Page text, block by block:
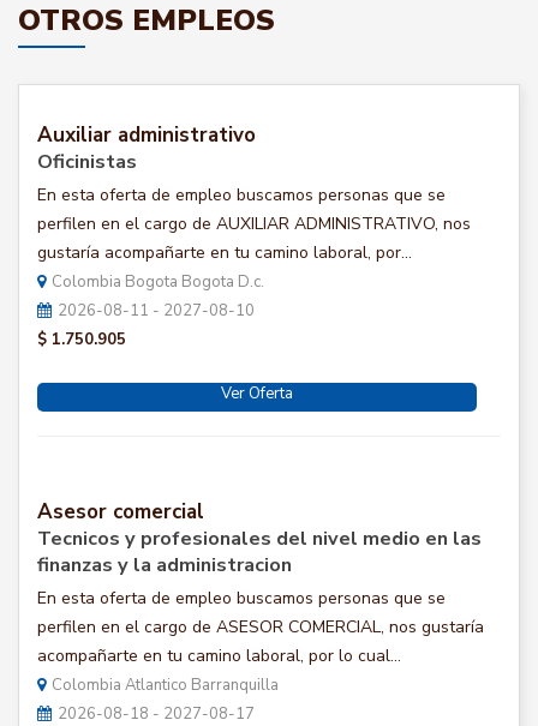
OTROS EMPLEOS
Auxiliar administrativo
Oficinistas
En esta oferta de empleo buscamos personas que se
perfilen en el cargo de AUXILIAR ADMINISTRATIVO, nos
gustaría acompañarte en tu camino laboral, por...
Colombia Bogota Bogota D.c.
2026-08-11 - 2027-08-10
$ 1.750.905
Ver Oferta
Asesor comercial
Tecnicos y profesionales del nivel medio en las
finanzas y la administracion
En esta oferta de empleo buscamos personas que se
perfilen en el cargo de ASESOR COMERCIAL, nos gustaría
acompañarte en tu camino laboral, por lo cual...
Colombia Atlantico Barranquilla
2026-08-18 - 2027-08-17